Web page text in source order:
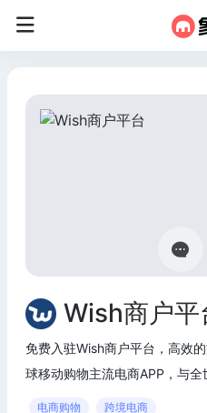
Wish商户平
免费入驻Wish商户平台，高效
球移动购物主流电商APP，与全
电商购物 跨境电商